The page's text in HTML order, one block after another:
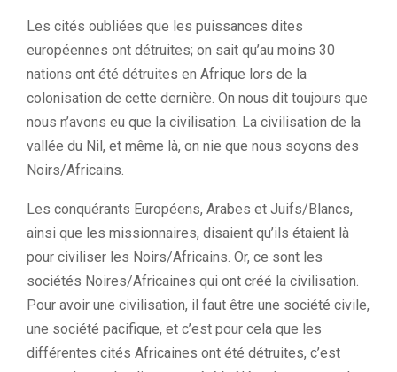
Les cités oubliées que les puissances dites
européennes ont détruites; on sait qu’au moins 30
nations ont été détruites en Afrique lors de la
colonisation de cette dernière. On nous dit toujours que
nous n’avons eu que la civilisation. La civilisation de la
vallée du Nil, et même là, on nie que nous soyons des
Noirs/Africains.
Les conquérants Européens, Arabes et Juifs/Blancs,
ainsi que les missionnaires, disaient qu’ils étaient là
pour civiliser les Noirs/Africains. Or, ce sont les
sociétés Noires/Africaines qui ont créé la civilisation.
Pour avoir une civilisation, il faut être une société civile,
une société pacifique, et c’est pour cela que les
différentes cités Africaines ont été détruites, c’est